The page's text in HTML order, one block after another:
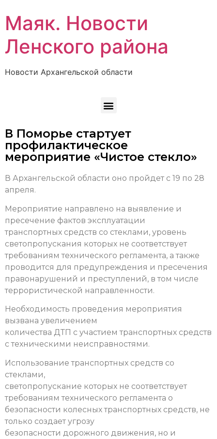
Маяк. Новости
Ленского района
Новости Архангельской области
В Поморье стартует
профилактическое
мероприятие «Чистое стекло»
В Архангельской области оно пройдет с 19 по 28
апреля.
Мероприятие направлено на выявление и
пресечение фактов эксплуатации
транспортных средств со стеклами, уровень
светопропускания которых не соответствует
требованиям технического регламента, а также
проводится для предупреждения и пресечения
правонарушений и преступлений, в том числе
террористической направленности.
Необходимость проведения мероприятия
вызвана увеличением
количества ДТП с участием транспортных средств
с техническими неисправностями.
Использование транспортных средств со
стеклами,
светопропускание которых не соответствует
требованиям технического регламента о
безопасности колесных транспортных средств, не
только создает угрозу
безопасности дорожного движения, но и